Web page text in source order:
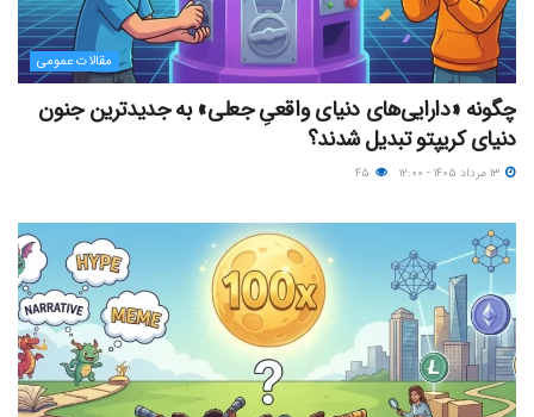
مقالات عمومی
چگونه «دارایی‌های دنیای واقعیِ جعلی» به جدیدترین جنون
دنیای کریپتو تبدیل شدند؟